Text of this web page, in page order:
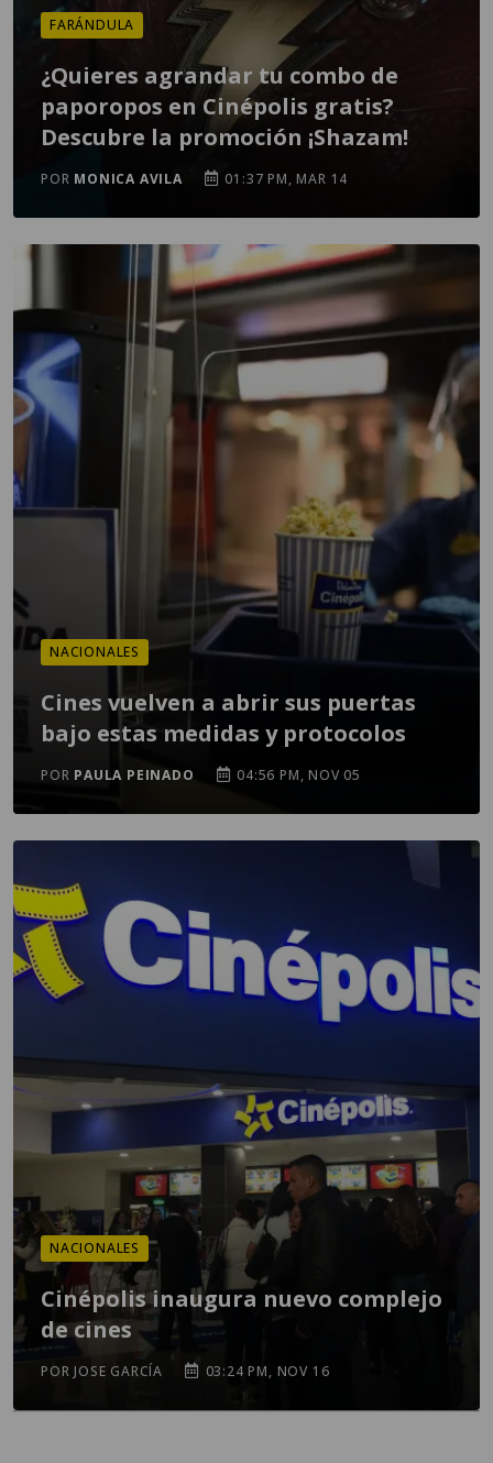
FARÁNDULA
¿Quieres agrandar tu combo de
paporopos en Cinépolis gratis?
Descubre la promoción ¡Shazam!
POR MONICA AVILA 01:37 PM, MAR 14
NACIONALES
Cines vuelven a abrir sus puertas
bajo estas medidas y protocolos
POR PAULA PEINADO 04:56 PM, NOV 05
NACIONALES
Cinépolis inaugura nuevo complejo
de cines
POR JOSE GARCÍA 03:24 PM, NOV 16